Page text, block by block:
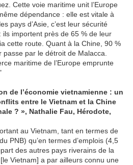
Cette voie maritime unit l’Europe
dépendance : elle est vitale à
pays d’Asie, c’est leur sécurité
importent près de 65 % de leur
cette route. Quant à la Chine, 90 %
par le détroit de Malacca.
maritime de l’Europe emprunte
de l’économie vietnamienne : un
entre le Vietnam et la Chine
? », Nathalie Fau, Hérodote,
au Vietnam, tant en termes de
PNB) qu’en termes d’emplois (4,5
des autres pays riverains de la
Vietnam] a par ailleurs connu une